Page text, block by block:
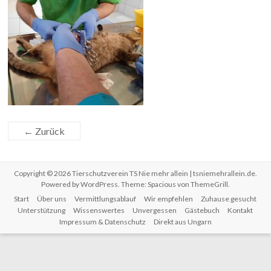
← Zurück
Copyright © 2026Tierschutzverein TS Nie mehr allein | tsniemehrallein.de.
Powered byWordPress. Theme: Spacious von ThemeGrill.
Start
Über uns Vermittlungsablauf Wir empfehlen
Zuhause gesucht
Unterstützung
Wissenswertes Unvergessen Gästebuch
Kontakt
Impressum & Datenschutz
Direkt aus Ungarn